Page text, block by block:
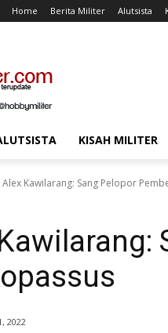
Home Berita Militer Alutsista
KISAH MILITER
Kawilarang: Sang Pelopor
2022